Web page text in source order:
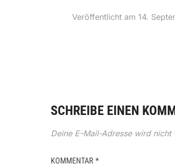
Veröffentlicht am 14.
SCHREIBE EINEN
Deine E-Mail-Adresse wird nicht
KOMMENTAR *